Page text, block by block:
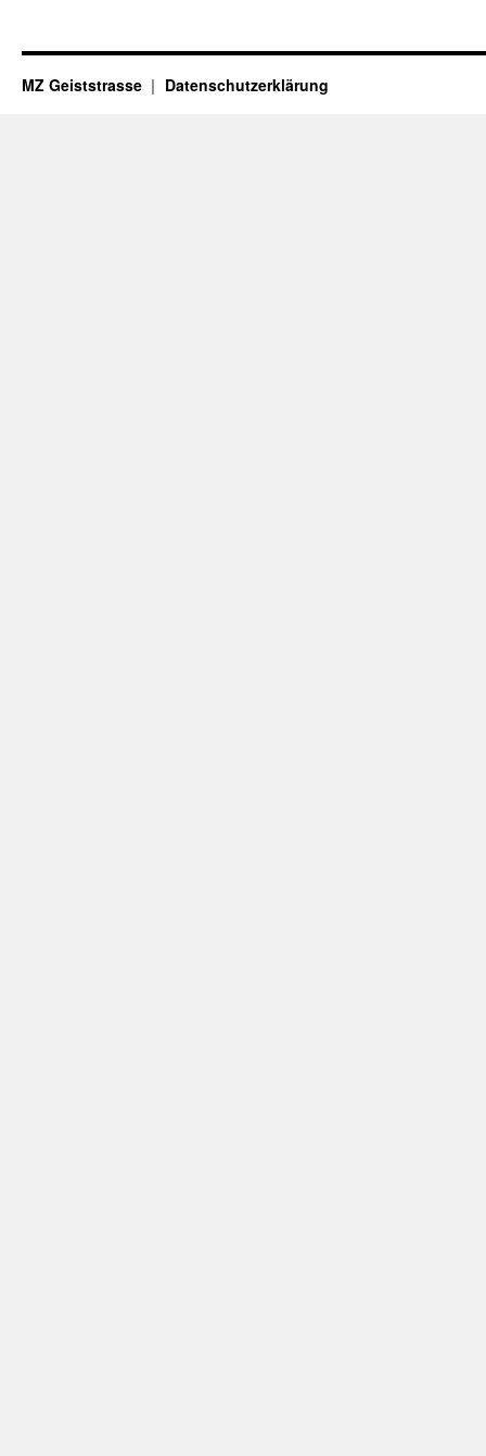
MZ Geiststrasse Datenschutzerklärung